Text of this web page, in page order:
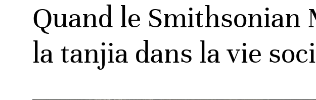
Quand le Smithsonian
la tanjia dans la vie